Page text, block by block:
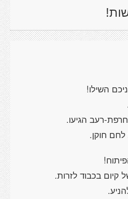
השילו!
רעב הגיעו.
חוקן.
קיום בכבוד לזרות.